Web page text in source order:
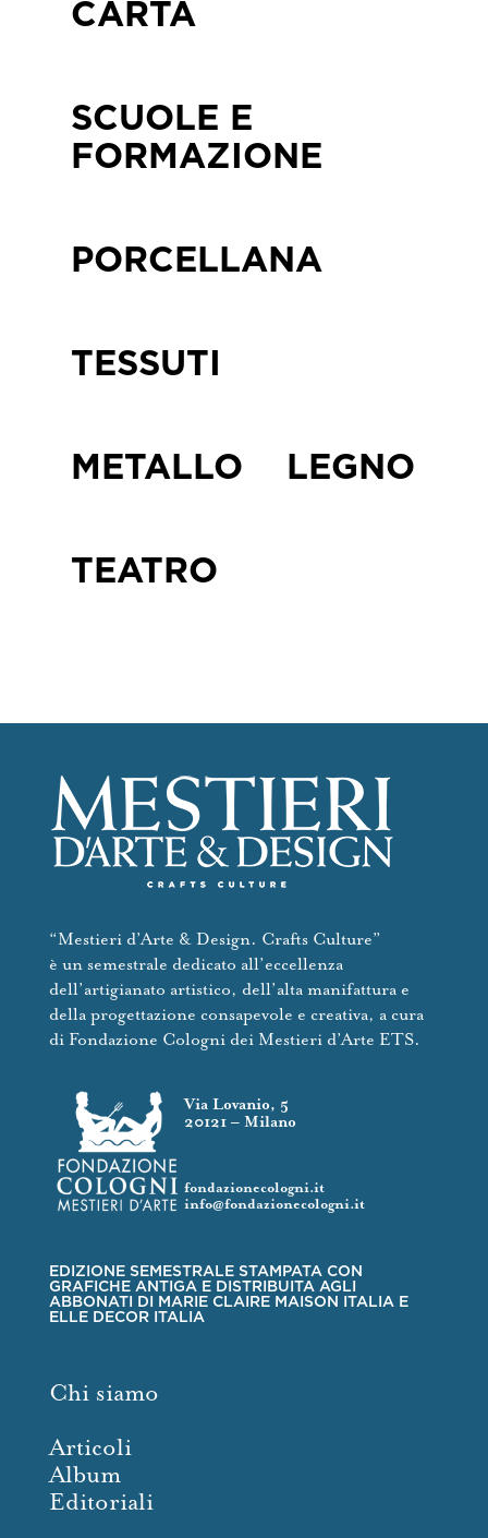
CARTA
SCUOLE E
FORMAZIONE
PORCELLANA
TESSUTI
METALLO LEGNO
TEATRO
“Mestieri d’Arte & Design. Crafts Culture”
è un semestrale dedicato all’eccellenza
dell’artigianato artistico, dell’alta manifattura e
della progettazione consapevole e creativa, a cura
di Fondazione Cologni dei Mestieri d’Arte ETS.
Via Lovanio, 5
20121 – Milano
fondazionecologni.it
info@fondazionecologni.it
EDIZIONE SEMESTRALE STAMPATA CON
GRAFICHE ANTIGA E DISTRIBUITA AGLI
ABBONATI DI MARIE CLAIRE MAISON ITALIA E
ELLE DECOR ITALIA
Chi siamo
Articoli
Album
Editoriali